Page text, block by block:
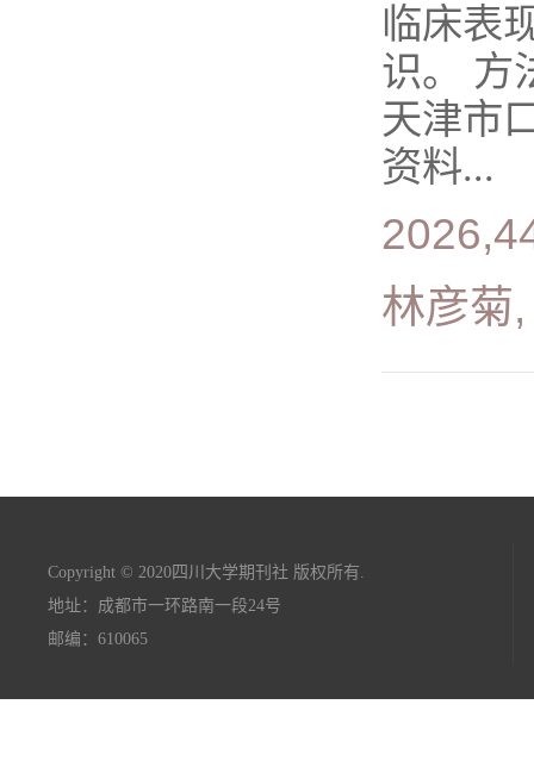
临床表
识。 方
天津市
资料...
林彦菊
Copyright © 2020四川大学期刊社 版权所有.
地址：成都市一环路南一段24号
邮编：610065